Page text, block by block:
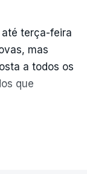
até terça-feira
mas
a todos os
que